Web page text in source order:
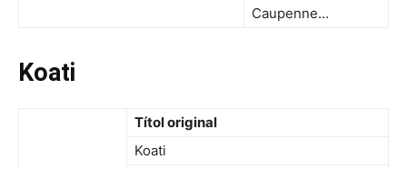
Caupenne…
Koati
Títol original
Koati